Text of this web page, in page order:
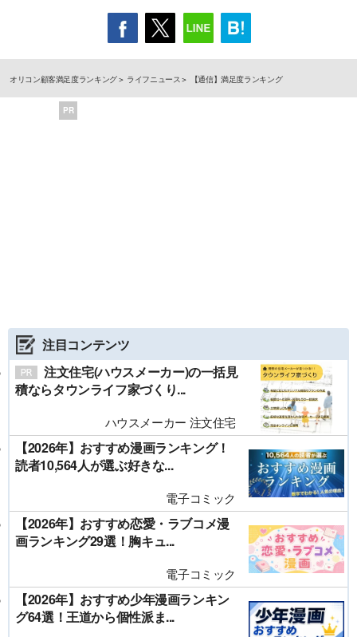
オリコン顧客満足度ランキング ライフニュース 【通信】満足度ランキング
PR
注目コンテンツ
注文住宅(ハウスメーカー)の一括見
積ならタウンライフ家づくり...
ハウスメーカー 注文住宅
【2026年】おすすめ漫画ランキング！
読者10,564人が選ぶ好きな...
電子コミック
【2026年】おすすめ恋愛・ラブコメ漫
画ランキング29選！胸キュ...
電子コミック
【2026年】おすすめ少年漫画ランキン
グ64選！王道から個性派ま...